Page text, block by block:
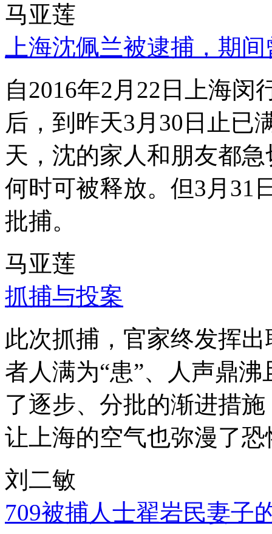
马亚莲
上海沈佩兰被逮捕，期
自2016年2月22日上海
后，到昨天3月30日止已
天，沈的家人和朋友都
何时可被释放。但3月31
批捕。
马亚莲
抓捕与投案
此次抓捕，官家终发挥
者人满为“患”、人声鼎
了逐步、分批的渐进措
让上海的空气也弥漫了
刘二敏
709被捕人士翟岩民妻子